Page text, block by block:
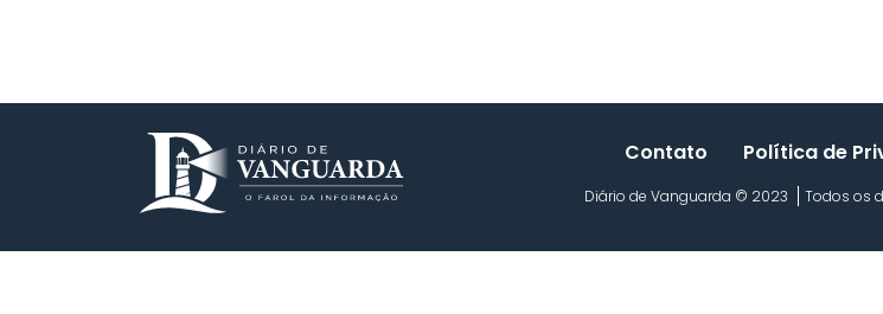
Contato Política de
Diário de Vanguarda © 2023 Todos os